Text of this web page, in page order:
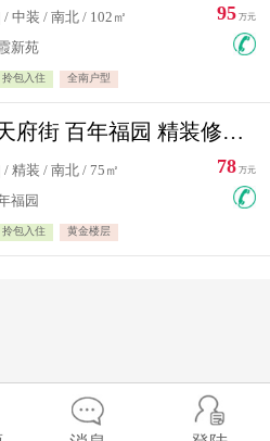
/ 中装 / 南北 / 102㎡
新苑
拎包入住 全南户型
95 万元
松霞路天府街 百年福园 精装修住宅急售
/ 精装 / 南北 / 75㎡
福园
拎包入住 黄金楼层
78 万元